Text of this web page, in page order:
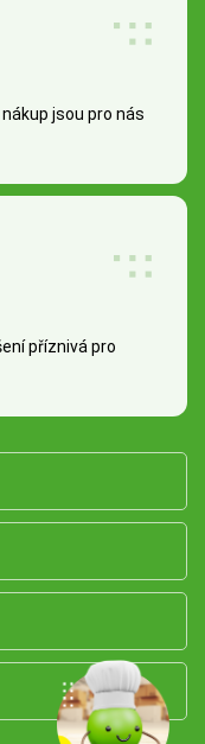
jsou pro nás
příznivá pro